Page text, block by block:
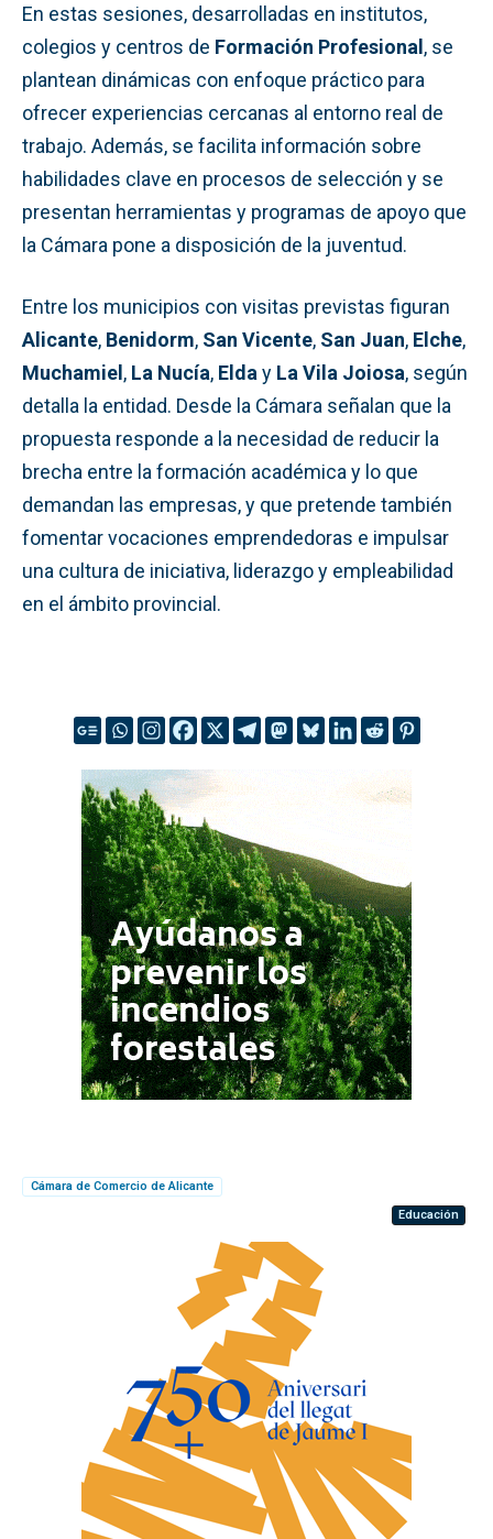
En estas sesiones, desarrolladas en institutos,
colegios y centros de Formación Profesional, se
plantean dinámicas con enfoque práctico para
ofrecer experiencias cercanas al entorno real de
trabajo. Además, se facilita información sobre
habilidades clave en procesos de selección y se
presentan herramientas y programas de apoyo que
la Cámara pone a disposición de la juventud.
Entre los municipios con visitas previstas figuran
Alicante, Benidorm, San Vicente, San Juan, Elche,
Muchamiel, La Nucía, Elda y La Vila Joiosa, según
detalla la entidad. Desde la Cámara señalan que la
propuesta responde a la necesidad de reducir la
brecha entre la formación académica y lo que
demandan las empresas, y que pretende también
fomentar vocaciones emprendedoras e impulsar
una cultura de iniciativa, liderazgo y empleabilidad
en el ámbito provincial.
Cámara de Comercio de Alicante
Educación